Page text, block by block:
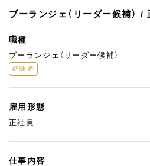
ブーランジェ（リーダー候補） /
職種
ブーランジェ（リーダー候補）
経験者
雇用形態
正社員
仕事内容